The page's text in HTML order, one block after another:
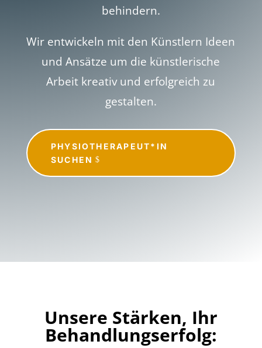
behindern.
Wir entwickeln mit den Künstlern Ideen
und Ansätze um die künstlerische
Arbeit kreativ und erfolgreich zu
gestalten.
PHYSIOTHERAPEUT*IN
SUCHEN
Unsere Stärken, Ihr
Behandlungserfolg: